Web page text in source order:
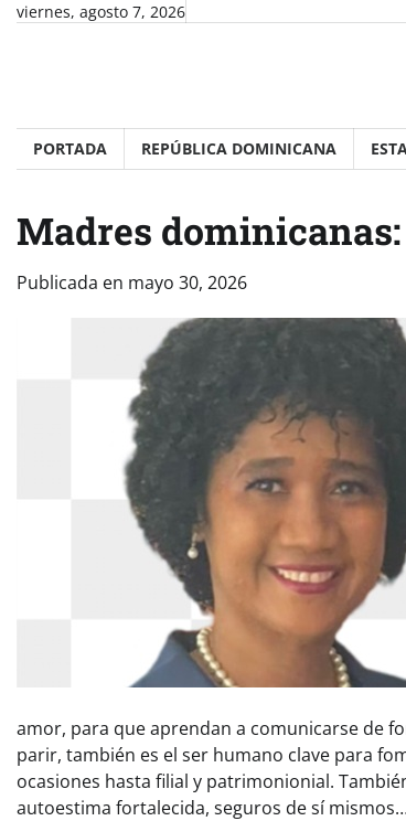
Skipviernes, agosto 7, 2026
PORTADA REPÚBLICA DOMINICANA
Madres
Publicada en mayo 30, 2026
amor, para que aprendan a comunicarse de
parir, también es el ser humano clave para
ocasiones hasta filial y patrimonionial.
autoestima fortalecida, seguros de sí